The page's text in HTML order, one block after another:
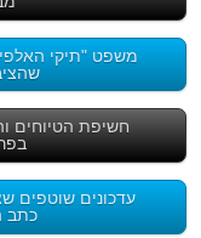
משפט "תיקי
חשיפת הטיוחים
עדכונים שוטפים
כתב